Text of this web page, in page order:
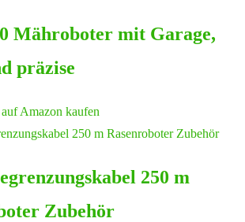
Mähroboter mit Garage,
präzise
auf Amazon kaufen
250 m
Zubehör